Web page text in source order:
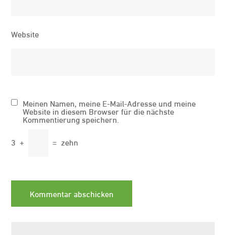
Website
Meinen Namen, meine E-Mail-Adresse und meine
Website in diesem Browser für die nächste
Kommentierung speichern.
3 + = zehn